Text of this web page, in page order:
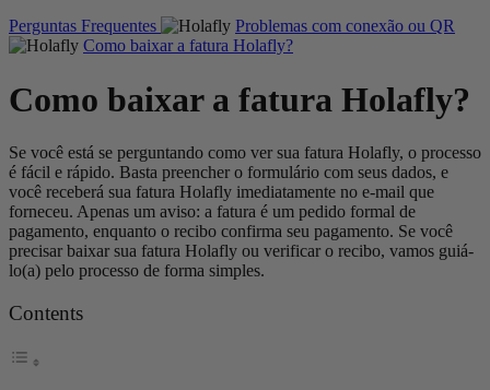
Perguntas Frequentes
Problemas com conexão ou QR
Como baixar a fatura Holafly?
Como baixar a fatura Holafly?
Se você está se perguntando como ver sua fatura Holafly, o processo
é fácil e rápido. Basta preencher o formulário com seus dados, e
você receberá sua fatura Holafly imediatamente no e-mail que
forneceu. Apenas um aviso: a fatura é um pedido formal de
pagamento, enquanto o recibo confirma seu pagamento. Se você
precisar baixar sua fatura Holafly ou verificar o recibo, vamos guiá-
lo(a) pelo processo de forma simples.
Contents